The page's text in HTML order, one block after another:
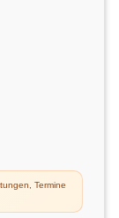
Termine